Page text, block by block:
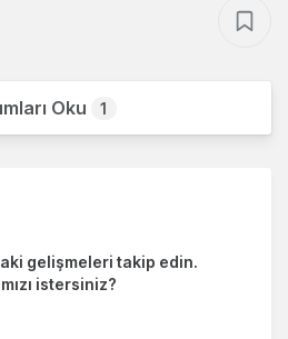
Oku 1
gelişmeleri takip edin.
istersiniz?